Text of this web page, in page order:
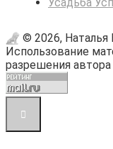
© 2026, Наталья
Использование
разрешения